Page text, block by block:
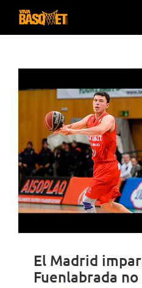
Saltar
El Madrid
Fuenlabrada